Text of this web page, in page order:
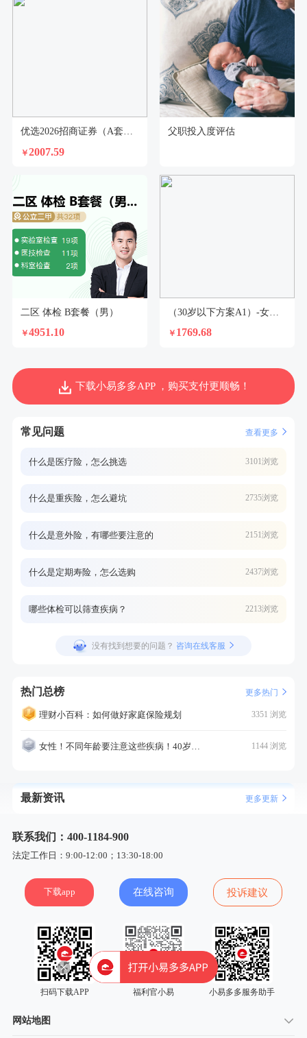
￥2007.59
父职投入度评估
二区 体检 B套餐（男）
￥4951.10
（30岁以下方案A1）-女性已婚
￥ 1769.68
下载小易多多APP ，购买支付更顺畅！
常见问题 查看更多
什么是医疗险，怎么挑选 3101浏览
什么是重疾险，怎么避坑 2735浏览
什么是意外险，有哪些要注意的 2151浏览
什么是定期寿险，怎么选购 2437浏览
哪些体检可以筛查疾病？ 2213浏览
没有找到想要的问题？ 咨询在线客服
热门总榜 更多热门
理财小百科：如何做好家庭保险规划 3351 浏览
女性！不同年龄要注意这些疾病！40岁的这个疾病最需要注意！ 1144 浏览
最新资讯 更多更新
联系我们：400-1184-900
法定工作日：9:00-12:00；13:30-18:00
下载app 在线咨询 投诉建议
扫码下载APP 福利官小易 小易多多服务助手
网站地图